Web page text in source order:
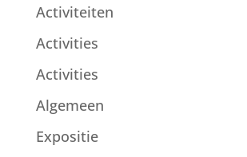
Activiteiten
Activities
Activities
Algemeen
Expositie